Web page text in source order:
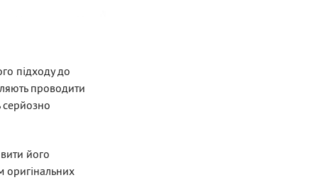
підходу до
проводити
серйозно
його
оригінальних